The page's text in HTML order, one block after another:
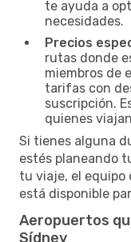
te ayuda a
necesidades.
Precios
rutas donde
miembros de
tarifas con
suscripción.
quienes
Si tienes alguna
estés planeando
tu viaje, el equipo
está disponible
Aeropuertos
Sídney